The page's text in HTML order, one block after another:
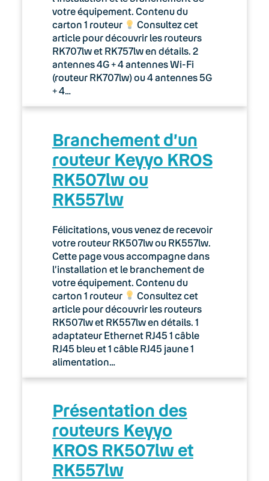
Conférence téléphonique
Glossaire mobile : 3G, 4G, IMEI, PIN,
PUK, RIO, SIM …
Le service client
Option Standard mobile
Réception sur une ligne fixe de SMS
envoyés depuis un téléphone mobile
Règles horaires pour vos lignes fixes et
06. Cybersécurité
Keyyo Connect
Keyyo Visio
votre équipement. Contenu du
carton 1 routeur
Consultez cet
article pour découvrir les routeurs
RK707lw et RK757lw en détails. 2
antennes 4G + 4 antennes Wi-Fi
(routeur RK707lw) ou 4 antennes 5G
+ 4…
Branchement d’un
routeur Keyyo KROS
RK507lw ou
RK557lw
Félicitations, vous venez de recevoir
votre routeur RK507lw ou RK557lw.
Cette page vous accompagne dans
l’installation et le branchement de
votre équipement. Contenu du
carton 1 routeur
Consultez cet
article pour découvrir les routeurs
RK507lw et RK557lw en détails. 1
adaptateur Ethernet RJ45 1 câble
RJ45 bleu et 1 câble RJ45 jaune 1
alimentation…
Présentation des
routeurs Keyyo
KROS RK507lw et
RK557lw